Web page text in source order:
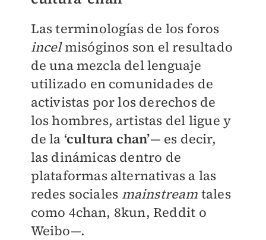
Las terminologías de los foros
incelmisóginos son el resultado
de una mezcla del lenguaje
utilizado en comunidades de
activistas por los derechos de
los hombres, artistas del ligue y
de la ‘cultura chan’— es decir,
las dinámicas dentro de
plataformas alternativas a las
redes sociales mainstream tales
como 4chan, 8kun, Reddit o
Weibo—.